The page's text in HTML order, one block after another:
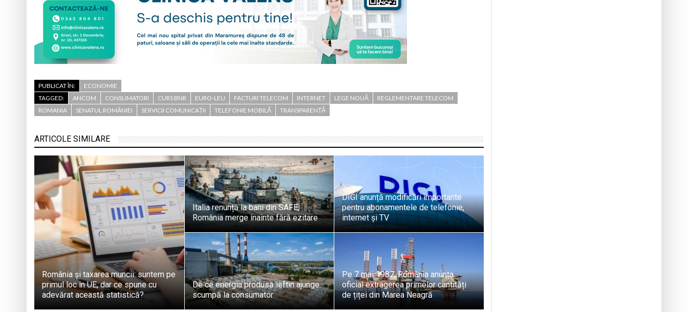
PUBLICAT ÎN:
ECONOMIE
TAGGED:
ANCOM CONSUMATORI CURS BNR EURO-LEU FACTURI TELECOM INTERNET LEGE NOUĂ
REGLEMENTARE TELECOM
ROMANIA
SENATUL ROMÂNIEI SERVICII COMUNICAȚII TELEFONIE MOBILĂ TRANSPARENȚĂ
ARTICOLE SIMILARE
România și taxarea muncii: suntem pe
primul loc în UE, dar ce spune cu
adevărat această statistică?
Italia renunță la bani din SAFE,
România merge înainte fără ezitare
DIGI anunță modificări importante
pentru abonamentele de telefonie,
internet și TV
De ce energia produsă ieftin ajunge
scumpă la consumator
Pe 7 mai 1987, România anunța
oficial extragerea primelor cantități
de țiței din Marea Neagră